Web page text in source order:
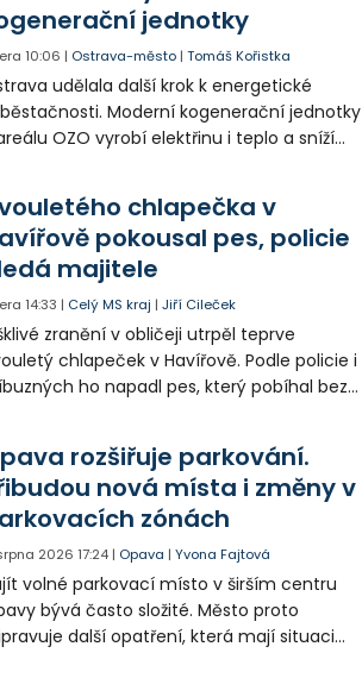
jednotky
10:06 | Ostrava-město |Tomáš Kořistka
udělala další krok k energetické
Moderní kogenerační jednotky
OZO vyrobí elektřinu i teplo a sníží
chlapečka v
pokousal pes, policie
majitele
14:33 | Celý MS kraj |Jiří Cileček
zranění v obličeji utrpěl teprve
chlapeček v Havířově. Podle policie i
ho napadl pes, který pobíhal bez
psa hledá.
rozšiřuje parkování.
nová místa i změny v
zónách
2026 17:24 | Opava |Yvona Fajtová
volné parkovací místo v širším centru
bývá často složité. Město proto
další opatření, která mají situaci